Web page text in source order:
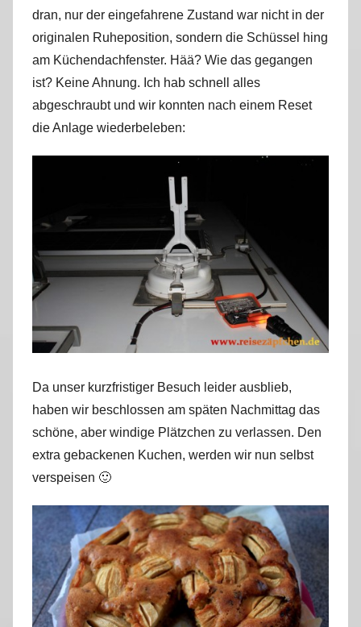
dran, nur der eingefahrene Zustand war nicht in der
originalen Ruheposition, sondern die Schüssel hing
am Küchendachfenster. Hää? Wie das gegangen
ist? Keine Ahnung. Ich hab schnell alles
abgeschraubt und wir konnten nach einem Reset
die Anlage wiederbeleben:
Da unser kurzfristiger Besuch leider ausblieb,
haben wir beschlossen am späten Nachmittag das
schöne, aber windige Plätzchen zu verlassen. Den
extra gebackenen Kuchen, werden wir nun selbst
verspeisen 🙂